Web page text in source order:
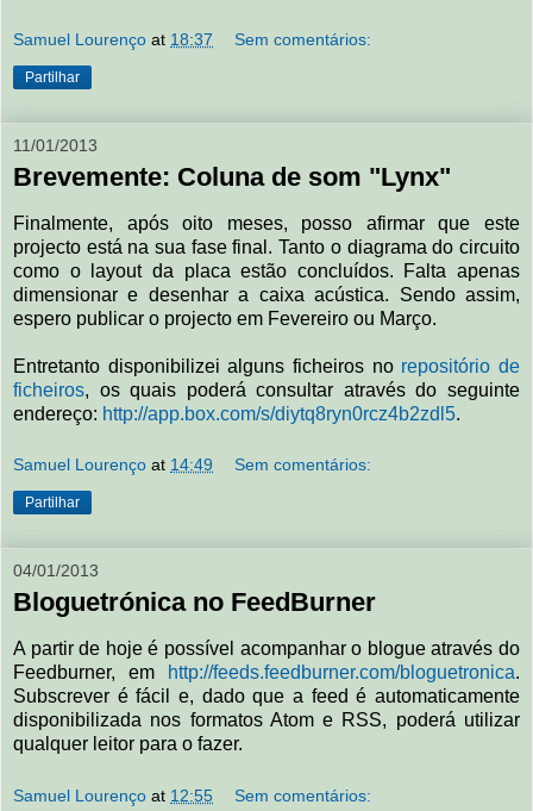
Samuel Lourenço at 18:37 Sem comentários:
Partilhar
11/01/2013
Brevemente: Coluna de som "Lynx"
Finalmente, após oito meses, posso afirmar que este
projecto está na sua fase final. Tanto o diagrama do circuito
como o layout da placa estão concluídos. Falta apenas
dimensionar e desenhar a caixa acústica. Sendo assim,
espero publicar o projecto em Fevereiro ou Março.
Entretanto disponibilizei alguns ficheiros no repositório de
ficheiros, os quais poderá consultar através do seguinte
endereço: http://app.box.com/s/diytq8ryn0rcz4b2zdl5.
Samuel Lourenço at 14:49 Sem comentários:
Partilhar
04/01/2013
Bloguetrónica no FeedBurner
A partir de hoje é possível acompanhar o blogue através do
Feedburner, em
http://feeds.feedburner.com/bloguetronica.
Subscrever é fácil e, dado que a feed é automaticamente
disponibilizada nos formatos Atom e RSS, poderá utilizar
qualquer leitor para o fazer.
Samuel Lourenço at 12:55 Sem comentários: